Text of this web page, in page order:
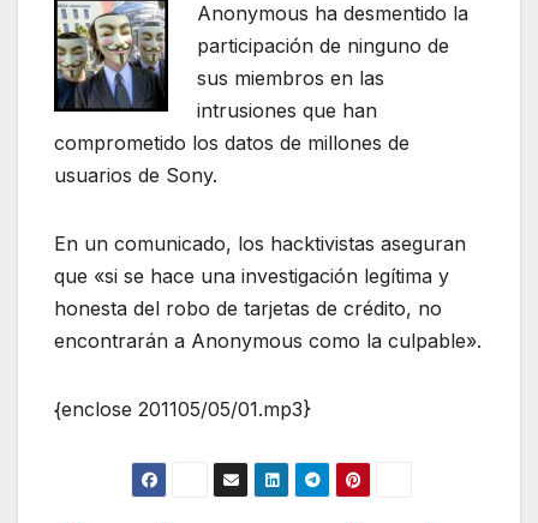
Anonymous ha desmentido la
participación de ninguno de
sus miembros en las
intrusiones que han
comprometido los datos de millones de
usuarios de Sony.
En un comunicado, los hacktivistas aseguran
que «si se hace una investigación legítima y
honesta del robo de tarjetas de crédito, no
encontrarán a Anonymous como la culpable».
{enclose 201105/05/01.mp3}